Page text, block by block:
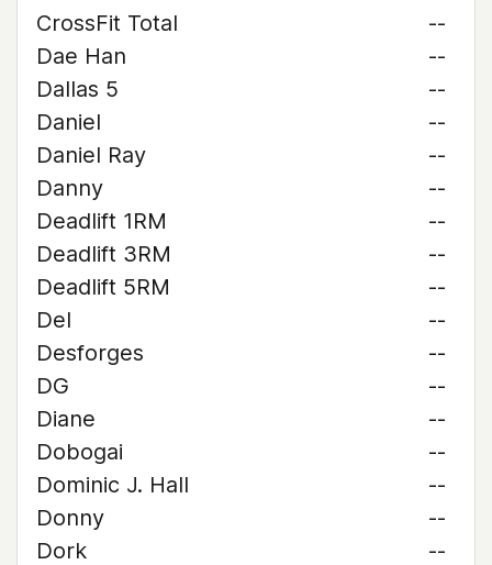
CrossFit Total
--
Dae Han
--
Dallas 5
--
Daniel
--
Daniel Ray
--
Danny
--
Deadlift 1RM
--
Deadlift 3RM
--
Deadlift 5RM
--
Del
--
Desforges
--
DG
--
Diane
--
Dobogai
--
Dominic J. Hall
--
Donny
--
Dork
--